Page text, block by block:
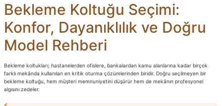
Sandalyesi
Bekleme Koltuğu Seçimi:
Konfor, Dayanıklılık ve Doğru
Model Rehberi
Bekleme koltukları; hastanelerden ofislere, bankalardan kamu alanlarına kadar birçok
farklı mekânda kullanılan en kritik oturma çözümlerinden biridir. Doğru seçilmeyen bir
bekleme koltuğu, hem müşteri memnuniyetini düşürür hem de mekânın profesyonel
algısını zedeler.